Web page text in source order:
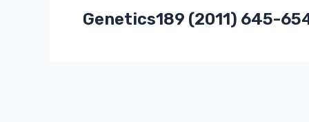
Genetics189 (2011) 645-